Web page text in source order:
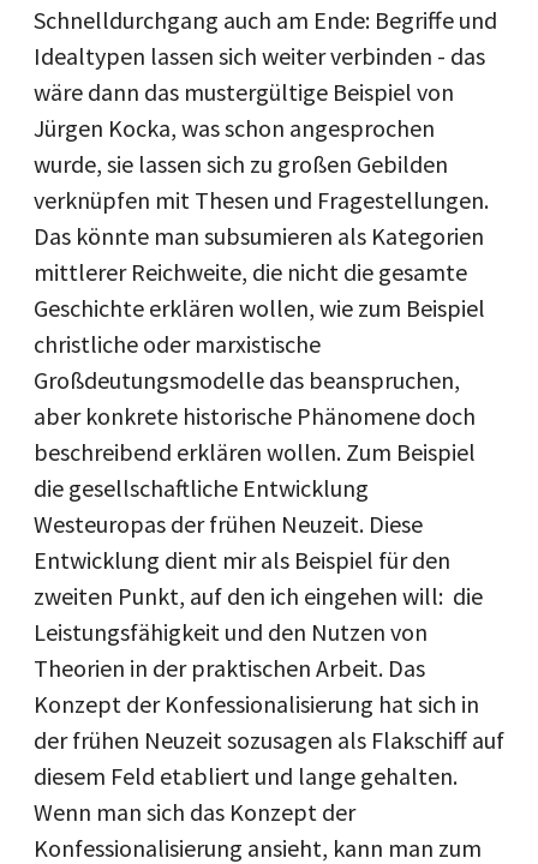
Schnelldurchgang auch am Ende: Begriffe und
Idealtypen lassen sich weiter verbinden - das
wäre dann das mustergültige Beispiel von
Jürgen Kocka, was schon angesprochen
wurde, sie lassen sich zu großen Gebilden
verknüpfen mit Thesen und Fragestellungen.
Das könnte man subsumieren als Kategorien
mittlerer Reichweite, die nicht die gesamte
Geschichte erklären wollen, wie zum Beispiel
christliche oder marxistische
Großdeutungsmodelle das beanspruchen,
aber konkrete historische Phänomene doch
beschreibend erklären wollen. Zum Beispiel
die gesellschaftliche Entwicklung
Westeuropas der frühen Neuzeit. Diese
Entwicklung dient mir als Beispiel für den
zweiten Punkt, auf den ich eingehen will: die
Leistungsfähigkeit und den Nutzen von
Theorien in der praktischen Arbeit. Das
Konzept der Konfessionalisierung hat sich in
der frühen Neuzeit sozusagen als Flakschiff auf
diesem Feld etabliert und lange gehalten.
Wenn man sich das Konzept der
Konfessionalisierung ansieht, kann man zum